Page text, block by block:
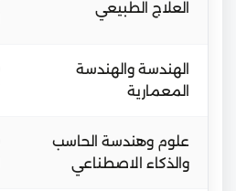
العلاج الطبيعي
الهندسة والهندسة
المعمارية
علوم وهندسة الحاسب
والذكاء الاصطناعي